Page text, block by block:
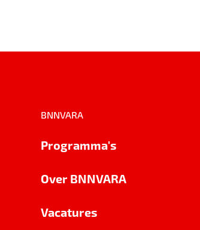
BNNVARA
Programma's
Over BNNVARA
Vacatures